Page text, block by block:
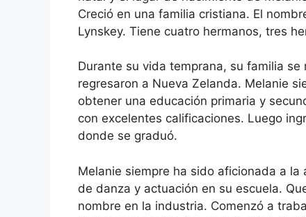
Creció en una familia cristiana. El
Lynskey. Tiene cuatro hermanos, tres
Durante su vida temprana, su familia
regresaron a Nueva Zelanda. Melanie
obtener una educación primaria y
con excelentes calificaciones. Luego
donde se graduó.
Melanie siempre ha sido aficionada a
de danza y actuación en su escuela.
nombre en la industria. Comenzó a